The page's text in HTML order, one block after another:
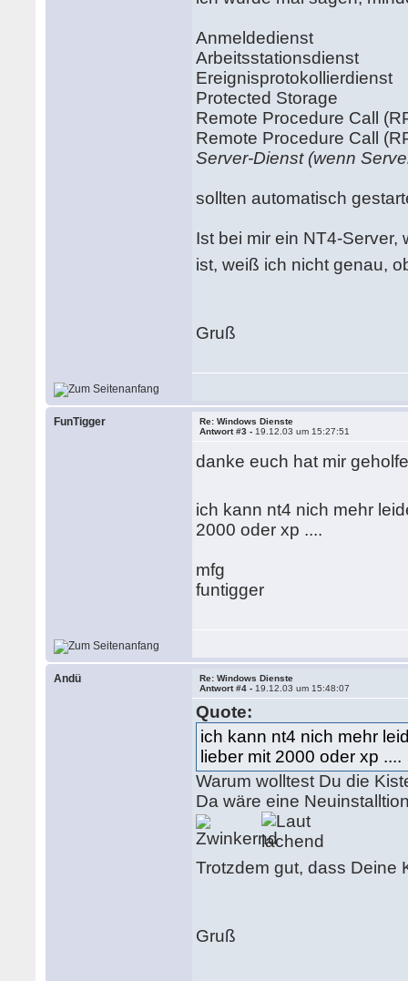
Anmeldedienst
Arbeitsstationsdienst
Ereignisprotokollierdienst
Protected Storage
Remote Procedure Call
Remote Procedure Call
Server-Dienst (wenn
sollten automatisch
Ist bei mir ein NT4-
ist, weiß ich nicht genau,
Gruß
FunTigger
Re: Windows Dienste
Antwort #3 - 19.12.03 um 15:27:51
danke euch hat mir
ich kann nt4 nich mehr
2000 oder xp ....
mfg
funtigger
Andü
Re: Windows Dienste
Antwort #4 - 19.12.03 um 15:48:07
Quote:
ich kann nt4 nich mehr
lieber mit 2000 oder xp ....
Warum wolltest Du die
Da wäre eine
Trotzdem gut, dass Deine
Gruß